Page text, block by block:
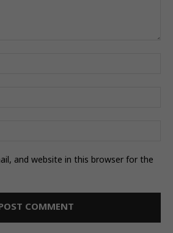
and website in this browser for the